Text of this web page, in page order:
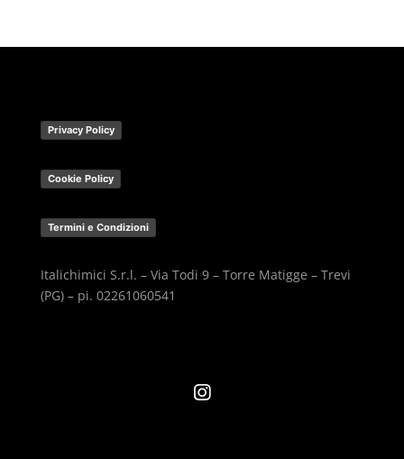
Privacy Policy
Cookie Policy
Termini e Condizioni
Italichimici S.r.l. – Via Todi 9 – Torre Matigge – Trevi
(PG) – pi. 02261060541
